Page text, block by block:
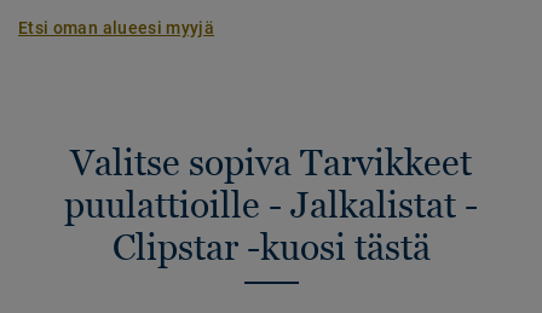
Etsi oman alueesi myyjä
Valitse sopiva Tarvikkeet
puulattioille - Jalkalistat -
Clipstar -kuosi tästä